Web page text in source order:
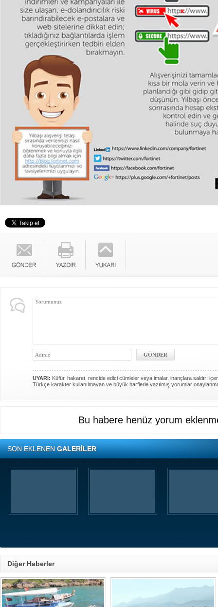
UYARI: Küfür, hakaret, rencide edici cümleler veya imalar, inançlara saldırı
Türkçe karakter kullanılmayan ve büyük harflerle yazılmış yorumlar
Bu habere henüz yorum
SON EKLENENGALERİLER
Diğer Haberler